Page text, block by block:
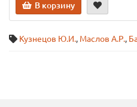
В корзину
Кузнецов Ю.И., Маслов А.Р.,